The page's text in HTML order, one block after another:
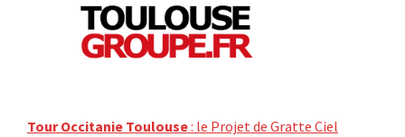
Tour Occitanie Toulouse: le Projet de Gratte Ciel